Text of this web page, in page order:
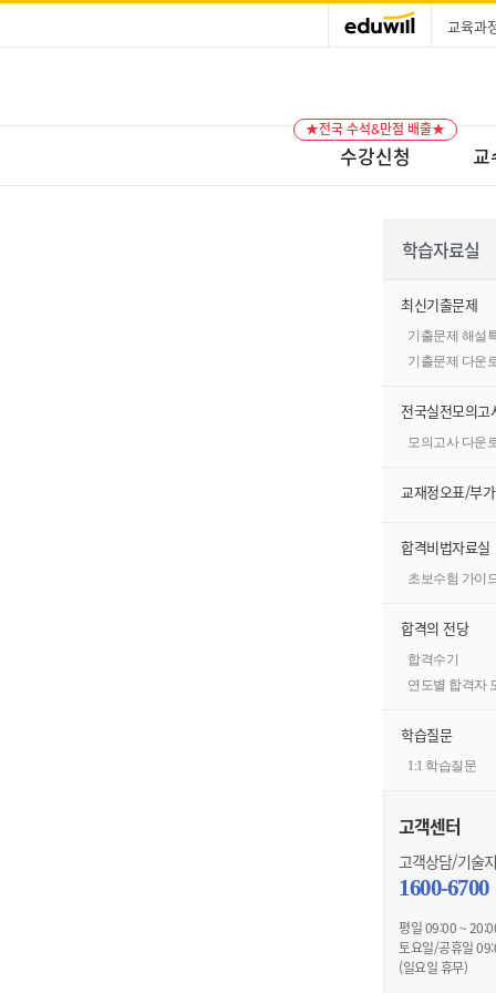
교육과
수강신청
★전국 수석&만점 배출★
교
학습자료실
최신기출문제
기출문제 해설
기출문제 다운
전국실전모의고
모의고사 다운
교재정오표/부
합격비법자료실
초보수험 가이
합격의 전당
합격수기
연도별 합격자
학습질문
1:1 학습질문
고객센터
고객상담/기술
1600-6700
평일 09:00 ~
토요일/공휴일
(일요일 휴무)